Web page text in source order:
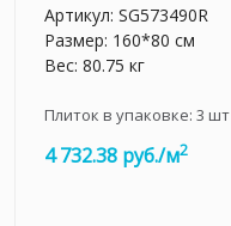
Артикул: SG573490R
Размер: 160*80 см
Вес: 80.75 кг
Плиток в упаковке: 3 шт
4 732.38 руб./м2